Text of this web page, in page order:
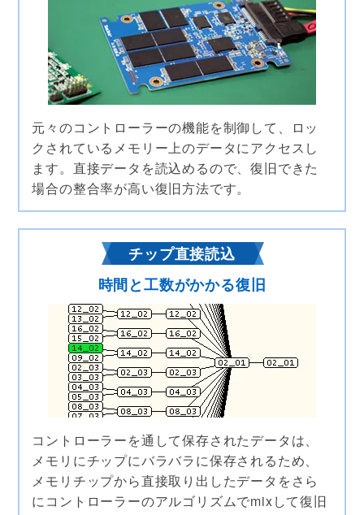
元々のコントローラーの機能を制御して、ロッ
クされているメモリー上のデータにアクセスし
ます。直接データを読込めるので、復旧できた
場合の整合率が高い復旧方法です。
チップ直接読込
時間と工数がかかる復旧
コントローラーを通して保存されたデータは、
メモリにチップにバラバラに保存されるため、
メモリチップから直接取り出したデータをさら
にコントローラーのアルゴリズムでmixして復旧